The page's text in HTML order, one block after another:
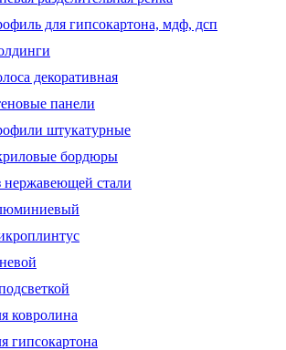
для гипсокартона, мдф, дсп
декоративная
панели
штукатурные
бордюры
нержавеющей стали
ковролина
гипсокартона